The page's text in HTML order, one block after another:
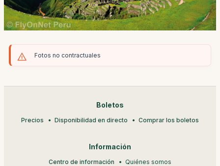
Fotos no contractuales
Boletos
Precios Disponibilidad en directo Comprar los boletos
Información
Centro de información Quiénes somos